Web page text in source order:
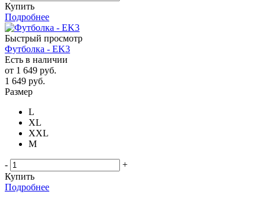
Купить
Подробнее
Быстрый просмотр
Футболка - EK3
Есть в наличии
от 1 649 руб.
1 649 руб.
Размер
L
XL
XXL
М
-
+
Купить
Подробнее